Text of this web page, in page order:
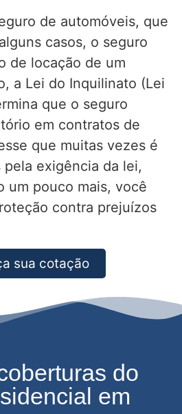
de automóveis, que
casos, o seguro
de locação de um
a Lei do Inquilinato (Lei
que o seguro
em contratos de
que muitas vezes é
exigência da lei,
um pouco mais, você
contra prejuízos
sua cotação
do
em